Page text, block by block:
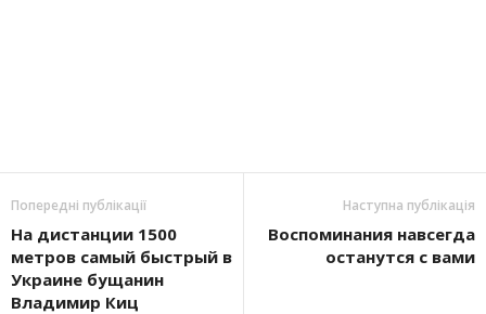
Попередні публікації
На дистанции 1500
метров самый быстрый в
Украине бущанин
Владимир Киц
Наступна публікація
Воспоминания навсегда
останутся с вами